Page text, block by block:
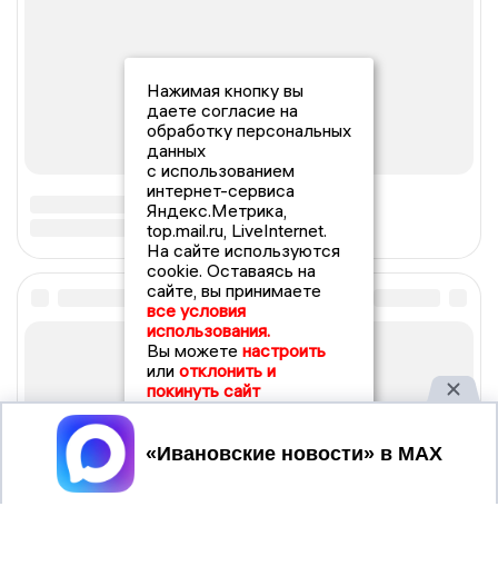
Нажимая кнопку вы
даете согласие на
обработку персональных
данных
с использованием
интернет-сервиса
Яндекс.Метрика,
top.mail.ru, LiveInternet.
На сайте используются
cookie. Оставаясь на
сайте, вы принимаете
все условия
использования.
Вы можете настроить
или отклонить и
покинуть сайт
Принять